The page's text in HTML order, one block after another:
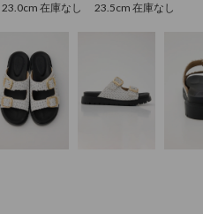
在庫なし 23.5cm 在庫なし